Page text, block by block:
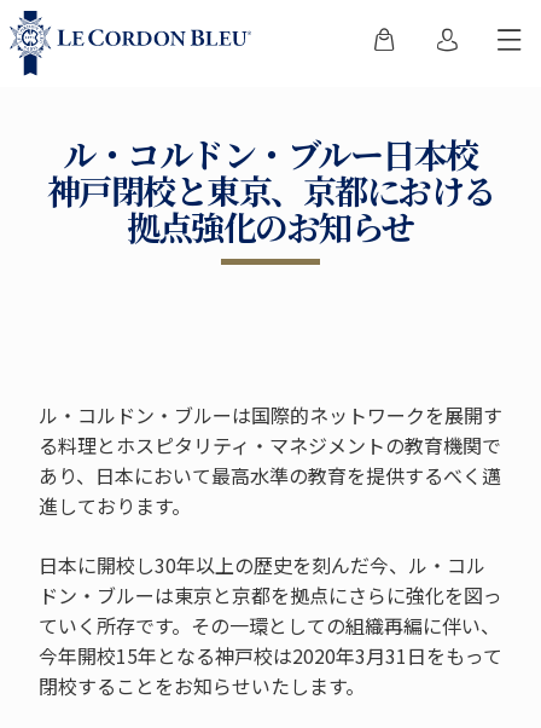
ル・コルドン・ブルー日本校
神戸閉校と東京、京都における
拠点強化のお知らせ
ル・コルドン・ブルーは国際的ネットワークを展開す
る料理とホスピタリティ・マネジメントの教育機関で
あり、日本において最高水準の教育を提供するべく邁
進しております。
日本に開校し30年以上の歴史を刻んだ今、ル・コル
ドン・ブルーは東京と京都を拠点にさらに強化を図っ
ていく所存です。その一環としての組織再編に伴い、
今年開校15年となる神戸校は2020年3月31日をもって
閉校することをお知らせいたします。